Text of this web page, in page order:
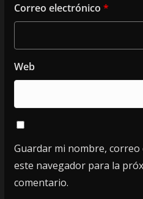
Correo electrónico *
Web
Guardar mi nombre,
este navegador para la
comentario.